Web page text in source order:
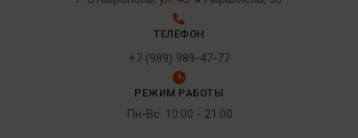
ТЕЛЕФОН
+7 (989) 989-47-77
РЕЖИМ РАБОТЫ
Пн-Вс: 10:00 - 21:00